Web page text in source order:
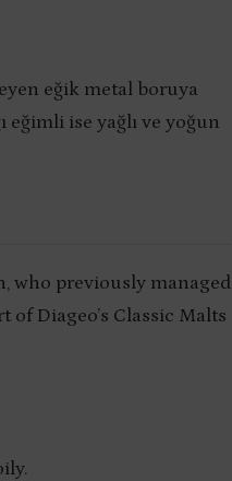
eğik metal boruya
eğimli ise yağlı ve yoğun
who previously managed
Diageo’s Classic Malts